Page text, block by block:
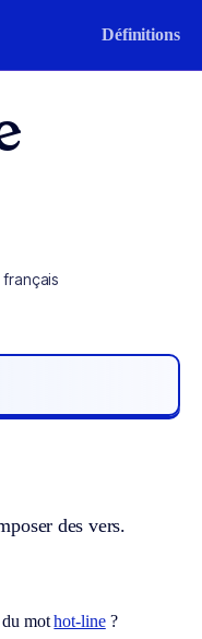
Définitions
des vers.
du mothot-line?